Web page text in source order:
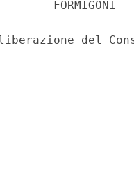
FORMIGONI
del